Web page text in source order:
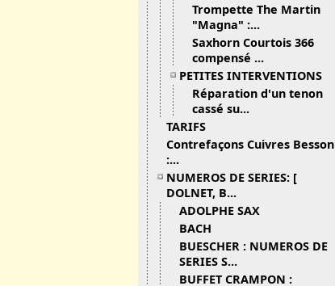
Trompette The Martin
"Magna" :...
Saxhorn Courtois 366
compensé ...
PETITES INTERVENTIONS
Réparation d'un tenon
cassé su...
TARIFS
Contrefaçons Cuivres Besson
:...
NUMEROS DE SERIES: [
DOLNET, B...
ADOLPHE SAX
BACH
BUESCHER : NUMEROS DE
SERIES S...
BUFFET CRAMPON :